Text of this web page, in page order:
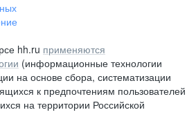
hh.ru применяются
(информационные технологии
на основе сбора, систематизации
к предпочтениям пользователей
на территории Российской